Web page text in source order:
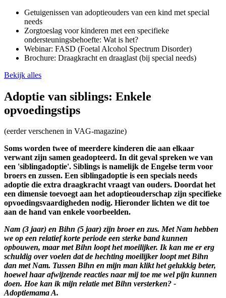
Getuigenissen van adoptieouders van een kind met special
needs
Zorgtoeslag voor kinderen met een specifieke
ondersteuningsbehoefte: Wat is het?
Webinar: FASD (Foetal Alcohol Spectrum Disorder)
Brochure: Draagkracht en draaglast (bij special needs)
Bekijk alles
Adoptie van siblings: Enkele
opvoedingstips
(eerder verschenen in VAG-magazine)
Soms worden twee of meerdere kinderen die aan elkaar
verwant zijn samen geadopteerd. In dit geval spreken we van
een 'siblingadoptie'. Siblings is namelijk de Engelse term voor
broers en zussen. Een siblingadoptie is een specials needs
adoptie die extra draagkracht vraagt van ouders. Doordat het
een dimensie toevoegt aan het adoptieouderschap zijn specifieke
opvoedingsvaardigheden nodig. Hieronder lichten we dit toe
aan de hand van enkele voorbeelden.
Nam (3 jaar) en Bihn (5 jaar) zijn broer en zus. Met Nam hebben
we op een relatief korte periode een sterke band kunnen
opbouwen, maar met Bihn loopt het moeilijker. Ik kan me er erg
schuldig over voelen dat de hechting moeilijker loopt met Bihn
dan met Nam. Tussen Bihn en mijn man klikt het gelukkig beter,
hoewel haar afwijzende reacties naar mij toe me wel pijn kunnen
doen. Hoe kan ik mijn relatie met Bihn versterken? -
Adoptiemama A.